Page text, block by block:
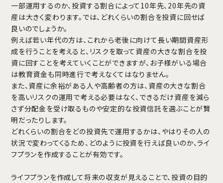
一部運用するのか、投資する割合によって10年先、20年先の資
産は大きく変わります。では、どれくらいの割合を投資に回せば
良いのでしょうか。
例えば若い年代の方は、これから老後に向けて長い期間資産形
成を行うことを考えると、リスクを取って資産の大きな割合を投
資に回すことを考えていくことができますが、お子様がいる場合
は教育資金も同時進行で考えなくてはなりません。
また、資産に余裕がある人や高齢者の方は、資産の大きな割合
を高いリスクの運用で考える必要はなく、できるだけ資産を減ら
さず分配金を受け取るものや安定的な投資信託を選ぶことが賢
明だったりします。
どれくらいの割合をどの投資先で運用するかは、やはりその人の
状況で変わってくるため、どのように投資を行えば良いのか、ライ
フプランを作成することが有効です。
ライフプランを作成して将来の収支が見えることで、投資の目的